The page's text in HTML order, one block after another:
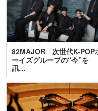
82MAJOR 次世代K-POP
ーイズグループの“今”を
訊…